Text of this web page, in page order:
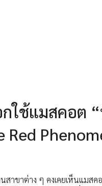
ใช้แมสคอต
Red
าขาต่าง ๆ คงเคยเห็นแมส